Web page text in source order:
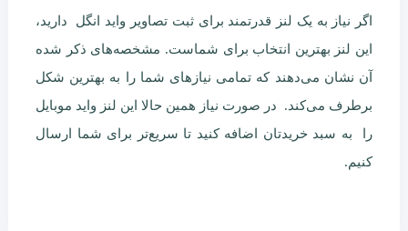
اگر نیاز به یک لنز قدرتمند برای ثبت تصاویر واید انگل دارید،
این لنز بهترین انتخاب برای شماست. مشخصه‌های ذکر شده
آن نشان می‌دهند که تمامی نیازهای شما را به بهترین شکل
برطرف می‌کند. در صورت نیاز همین حالا این لنز واید موبایل
را به سبد خریدتان اضافه کنید تا سریع‌تر برای شما ارسال
کنیم.